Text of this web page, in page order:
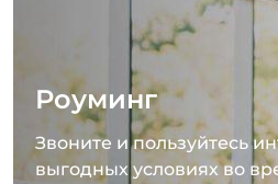
Роуминг
Звоните и пользуйтесь
выгодных условиях во